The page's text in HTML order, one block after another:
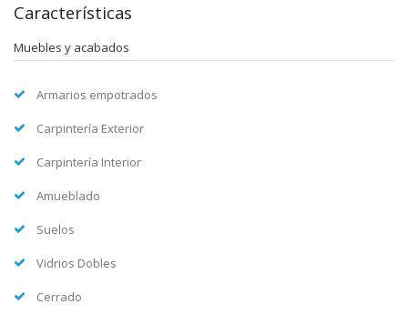
Características
Muebles y acabados
Armarios empotrados
Carpintería Exterior
Carpintería Interior
Amueblado
Suelos
Vidrios Dobles
Cerrado